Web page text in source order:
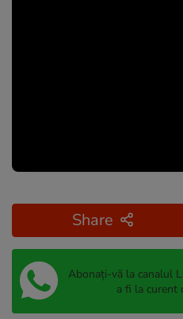
Share
Abonați-vă la canalul
a fi la curent